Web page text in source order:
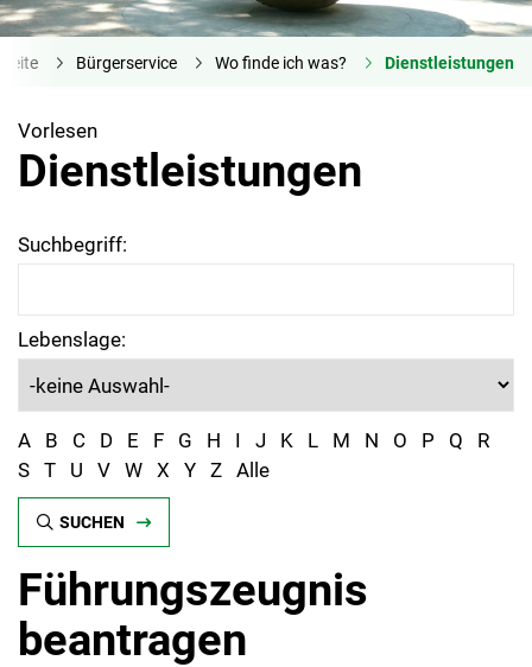
Bürgerservice Wo finde ich was? Dienstleistungen
Vorlesen
Dienstleistungen
Suchbegriff:
Lebenslage:
A B C D E F G H I J K L M N O P Q
R
S T U V W X Y Z Alle
SUCHEN
Führungszeugnis
beantragen